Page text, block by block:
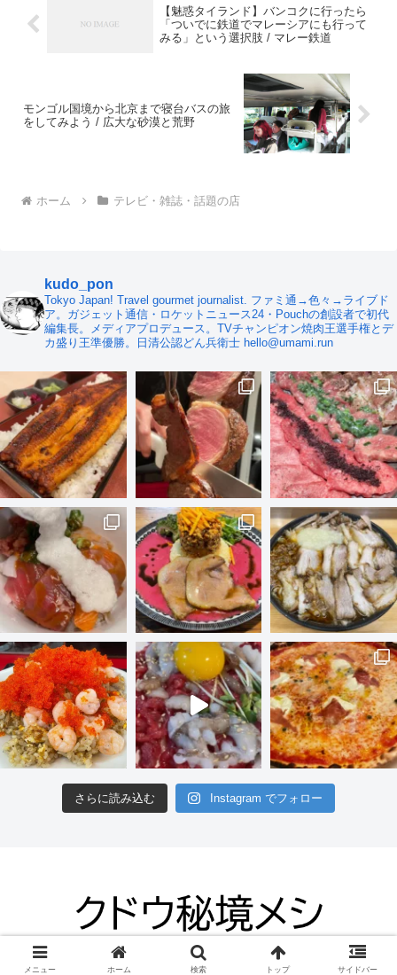
【魅惑タイランド】バンコクに行ったら
「ついでに鉄道でマレーシアにも行って
みる」という選択肢 / マレー鉄道
モンゴル国境から北京まで寝台バスの旅
をしてみよう / 広大な砂漠と荒野
ホーム テレビ・雑誌・話題の店
kudo_pon
Tokyo Japan! Travel gourmet journalist. ファミ通→色々→ライブド
ア。ガジェット通信・ロケットニュース24・Pouchの創設者で初代
編集長。メディアプロデュース。TVチャンピオン焼肉王選手権とデ
カ盛り王準優勝。日清公認どん兵衛士 hello@umami.run
さらに読み込む Instagram でフォロー
© 2012 クドウ秘境メシ.
メニュー ホーム 検索 トップ サイドバー